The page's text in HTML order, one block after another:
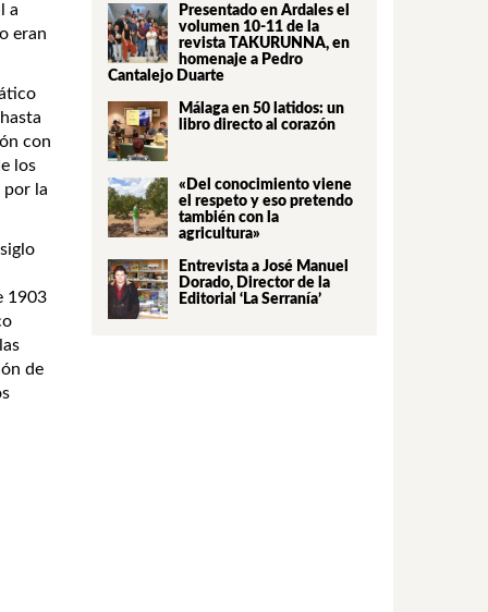
a
eran
con
los
por la
1903
de
Presentado en Ardales el
volumen 10-11 de la
revista TAKURUNNA, en
homenaje a Pedro
Cantalejo Duarte
Málaga en 50 latidos: un
libro directo al corazón
«Del conocimiento viene
el respeto y eso pretendo
también con la
agricultura»
Entrevista a José Manuel
Dorado, Director de la
Editorial ‘La Serranía’